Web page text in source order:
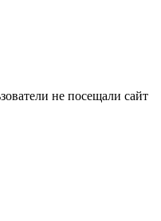
не посещали сайт